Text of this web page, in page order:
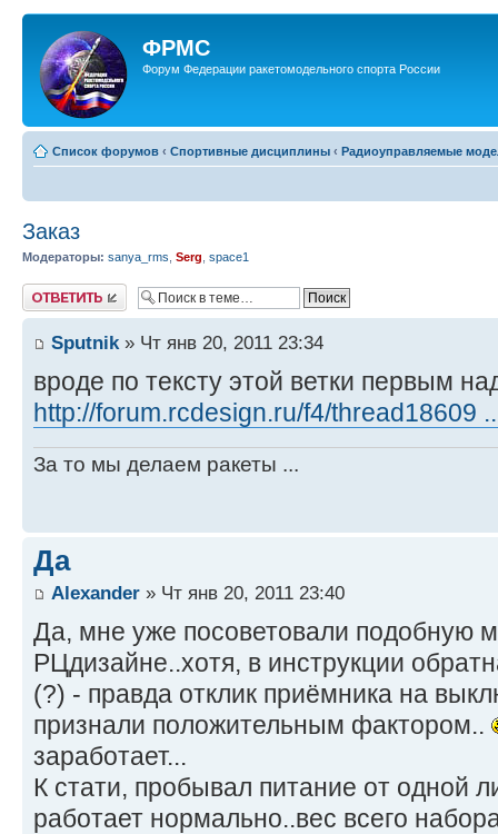
ФРМС
Форум Федерации ракетомодельного спорта России
Список форумов ‹ Спортивные дисциплины ‹ Радиоуправляемые
Заказ
Модераторы: sanya_rms Serg space1
Ответить
Sputnik » Чт янв 20, 2011 23:34
вроде по тексту этой ветки первым
http://forum.rcdesign.ru/f4/thread18609
За то мы делаем ракеты ...
Да
Alexander » Чт янв 20, 2011 23:40
Да, мне уже посоветовали подобную
РЦдизайне..хотя, в инструкции
(?) - правда отклик приёмника на
признали положительным фактором..
заработает...
К стати, пробывал питание от одной
работает нормально..вес всего